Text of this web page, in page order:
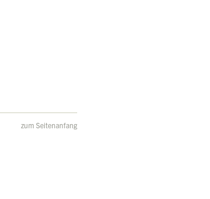
zum Seitenanfang